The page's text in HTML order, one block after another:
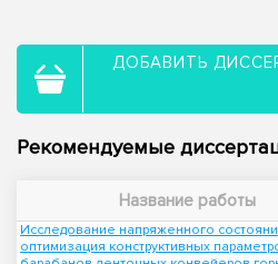
ДОБАВИТЬ
Рекомендуемые
Название работы
Исследование напряженного
оптимизация конструктивных